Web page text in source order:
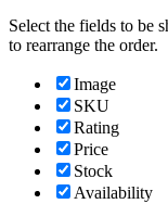
Select the fields to be
to rearrange the order.
Image
SKU
Rating
Price
Stock
Availability